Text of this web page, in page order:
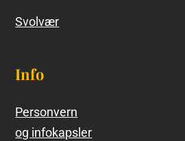
Svolvær
Info
Personvern
og infokapsler